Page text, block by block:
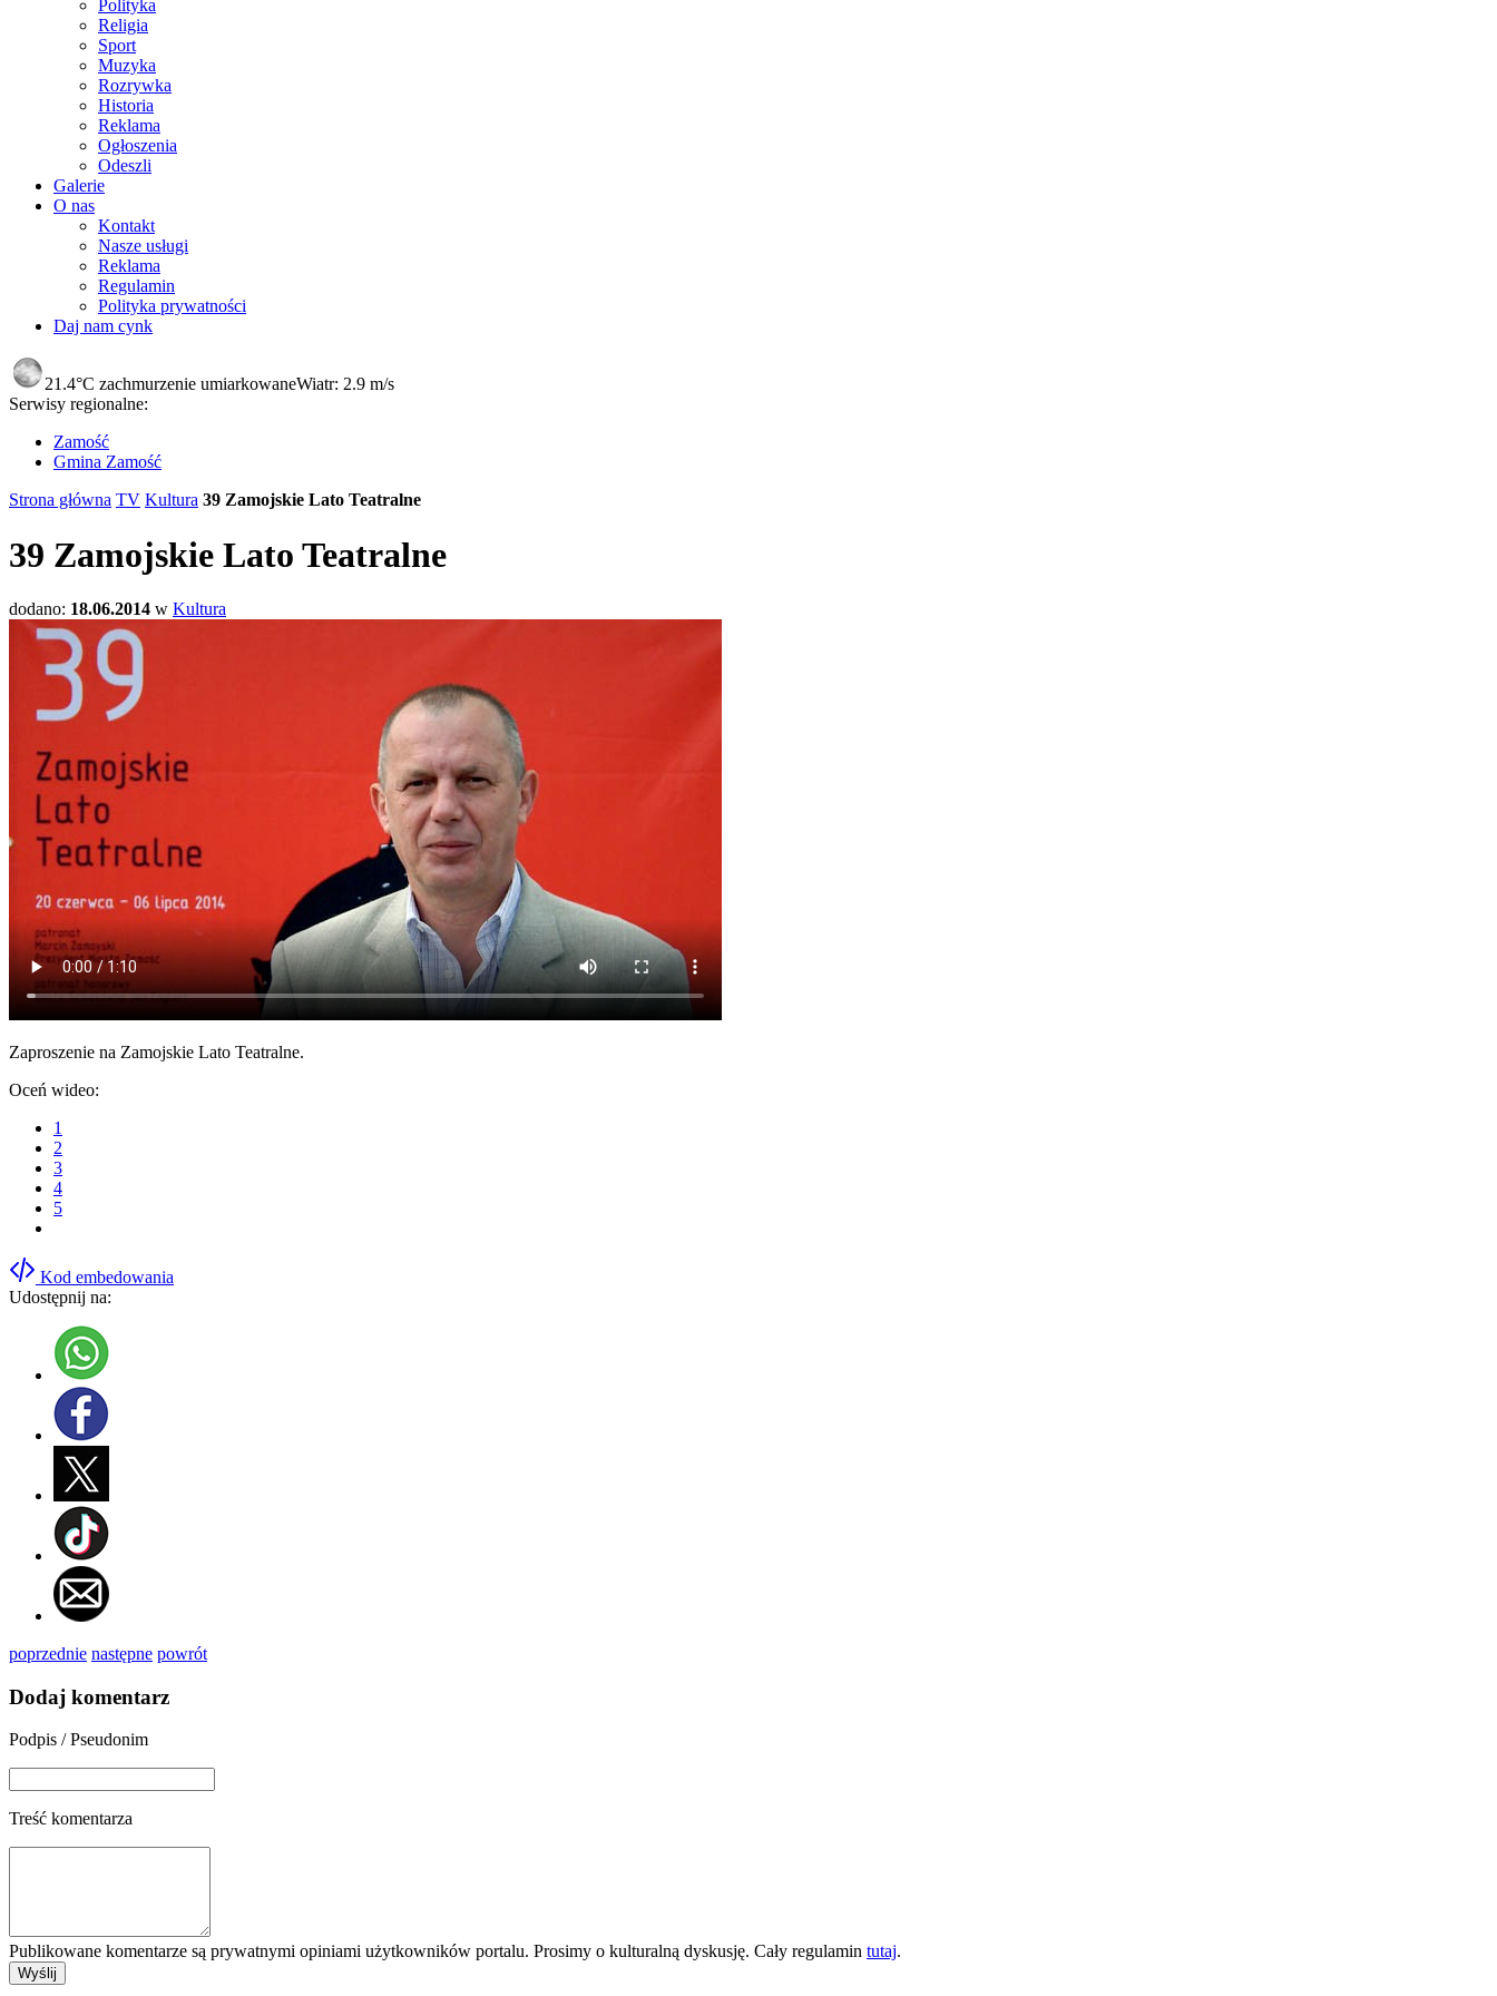
Polityka
Religia
Sport
Muzyka
Rozrywka
Historia
Reklama
Ogłoszenia
Odeszli
Galerie
O nas
Kontakt
Nasze usługi
Reklama
Regulamin
Polityka prywatności
Daj nam cynk
21.4°C zachmurzenie umiarkowaneWiatr: 2.9 m/s
Serwisy regionalne:
Zamość
Gmina Zamość
Strona główna TV Kultura 39 Zamojskie Lato Teatralne
39 Zamojskie Lato Teatralne
dodano: 18.06.2014 w Kultura
Zaproszenie na Zamojskie Lato Teatralne.
Oceń wideo:
1
2
3
4
5
Kod embedowania
Udostępnij na:
poprzednie następne powrót
Dodaj komentarz
Podpis / Pseudonim
Treść komentarza
Publikowane komentarze są prywatnymi opiniami użytkowników portalu. Prosimy o kulturalną dyskusję. Cały regulamin tutaj.